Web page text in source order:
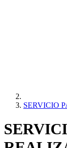
SERVICIO